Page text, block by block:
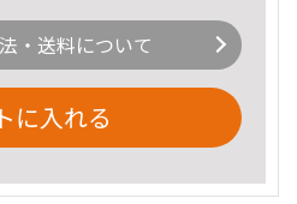
・送料について
に入れる